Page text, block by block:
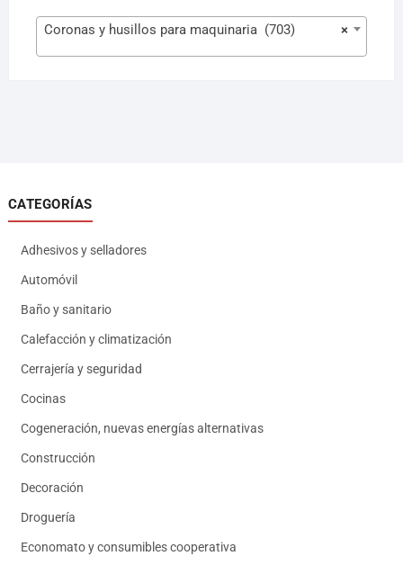
×
Coronas y husillos para maquinaria (703)
CATEGORÍAS
Adhesivos y selladores
Automóvil
Baño y sanitario
Calefacción y climatización
Cerrajería y seguridad
Cocinas
Cogeneración, nuevas energías alternativas
Construcción
Decoración
Droguería
Economato y consumibles cooperativa